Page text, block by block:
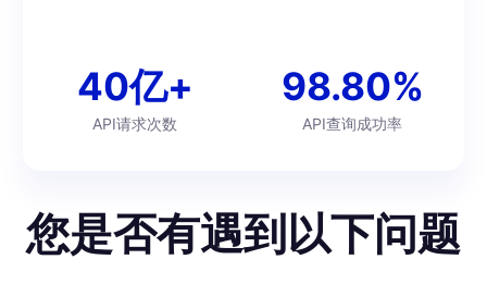
40亿+
API请求次数
98.80%
API查询成功率
您是否有遇到以下问题